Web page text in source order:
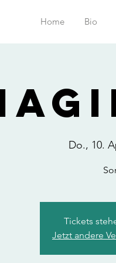
Home Bio
Do., 10.
Tickets
Jetzt andere